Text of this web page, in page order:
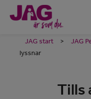
JAG start > JAG
lyssnar
Tills